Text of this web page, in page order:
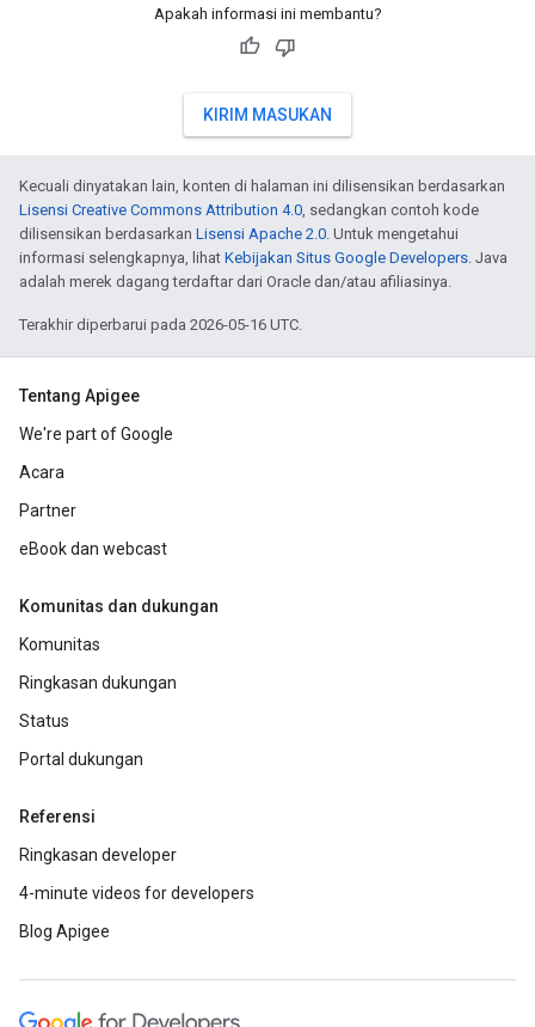
Apakah informasi ini membantu?
KIRIM MASUKAN
Kecuali dinyatakan lain, konten di halaman ini dilisensikan berdasarkan
Lisensi Creative Commons Attribution 4.0, sedangkan contoh kode
dilisensikan berdasarkan Lisensi Apache 2.0. Untuk mengetahui
informasi selengkapnya, lihat Kebijakan Situs Google Developers. Java
adalah merek dagang terdaftar dari Oracle dan/atau afiliasinya.
Terakhir diperbarui pada 2026-05-16 UTC.
Tentang Apigee
We're part of Google
Acara
Partner
eBook dan webcast
Komunitas dan dukungan
Komunitas
Ringkasan dukungan
Status
Portal dukungan
Referensi
Ringkasan developer
4-minute videos for developers
Blog Apigee